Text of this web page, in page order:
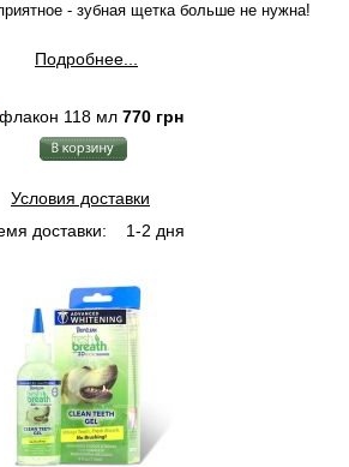
- зубная щетка больше не нужна!
Подробнее...
118 мл 770 грн
Условия доставки
доставки:
1-2 дня